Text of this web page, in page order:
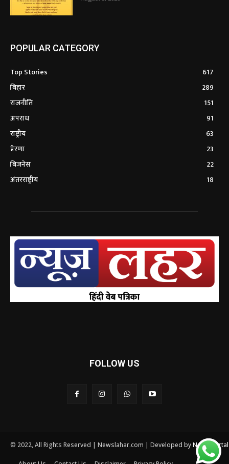
POPULAR CATEGORY
Top Stories
617
बिहार
289
राजनीति
151
अपराध
91
राष्ट्रीय
63
प्रेरणा
23
बिजनेस
22
अंतरराष्ट्रीय
18
FOLLOW US
© 2022, All Rights Reserved | Newslahar.com | Developed byNews